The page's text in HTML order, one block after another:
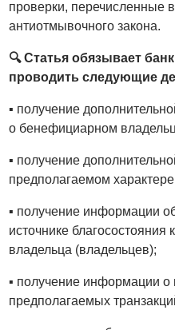
проверки, перечисленные
антиотмывочного закона.
🔍 Статья обязывает
проводить следующие
▪️ получение
о бенефициарном
▪️ получение
предполагаемом
▪️ получение информации
источнике
владельца (владельцев);
▪️ получение информации о
предполагаемых